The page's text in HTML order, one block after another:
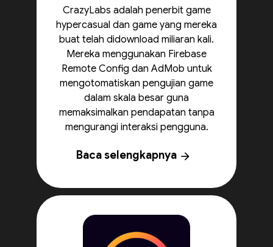
CrazyLabs adalah penerbit game
hypercasual dan game yang mereka
buat telah didownload miliaran kali.
Mereka menggunakan Firebase
Remote Config dan AdMob untuk
mengotomatiskan pengujian game
dalam skala besar guna
memaksimalkan pendapatan tanpa
mengurangi interaksi pengguna.
Baca selengkapnya arrow_forward